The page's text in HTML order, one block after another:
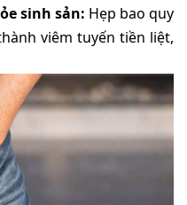
sinh sản: Hẹp bao quy
viêm tuyến tiền liệt,